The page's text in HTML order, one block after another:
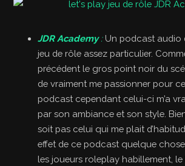
JDR Academy:Un podcast audio
jeu de rôle assez particulier.
précédent le gros point noir du
de vraiment me passionner pour ce
podcast cependant celui-ci m’a
par son ambiance et son style.
soit pas celui qui me plait
effet de ce podcast quelque chose
les joueurs roleplay habillement, le